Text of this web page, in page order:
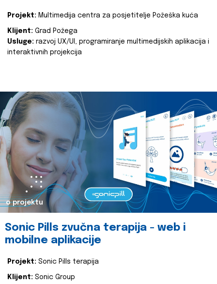
Projekt: Multimedija centra za posjetitelje Požeška kuća
Klijent: Grad Požega
Usluge: razvoj UX/UI, programiranje multimedijskih aplikacija i
interaktivnih projekcija
o projektu
Sonic Pills zvučna terapija - web i
mobilne aplikacije
Projekt: Sonic Pills terapija
Klijent: Sonic Group